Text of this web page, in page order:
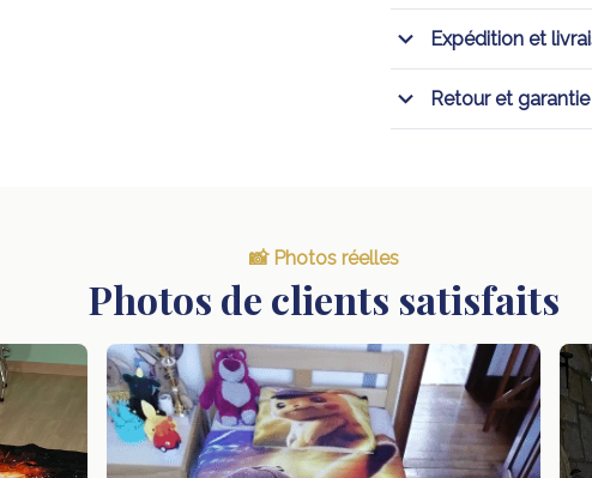
Expédition et
Retour et garantie
📸 Photos réelles
Photos de clients satisfaits